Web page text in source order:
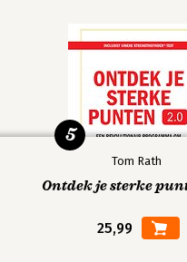
Tom Rath
Ontdek je sterke
25,99
5